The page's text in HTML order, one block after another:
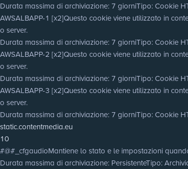
Durata massima di archiviazione: 7 giorniTipo: Cookie
AWSALBAPP-1 [x2]Questo cookie viene utilizzato in
o server.
Durata massima di archiviazione: 7 giorniTipo: Cookie
AWSALBAPP-2 [x2]Questo cookie viene utilizzato in
o server.
Durata massima di archiviazione: 7 giorniTipo: Cookie
AWSALBAPP-3 [x2]Questo cookie viene utilizzato in
o server.
Durata massima di archiviazione: 7 giorniTipo: Cookie
static.contentmedia.eu
10
#@#_cfgaudioMantiene lo stato e le impostazioni
Durata massima di archiviazione: PersistenteTipo: